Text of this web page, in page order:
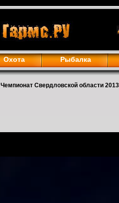
Охота Рыбалка
Чемпионат Свердловской области